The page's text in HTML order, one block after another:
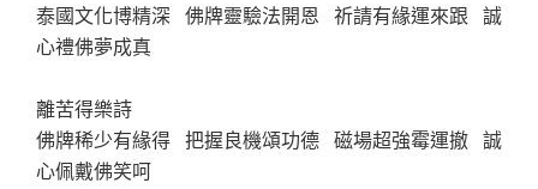
泰國文化博精深 佛牌靈驗法開恩 祈請有緣運來跟 誠
心禮佛夢成真
離苦得樂詩
佛牌稀少有緣得 把握良機頌功德 磁場超強霉運撤 誠
心佩戴佛笑呵